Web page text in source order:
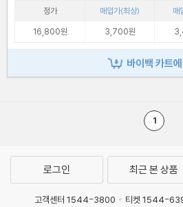
정가 매입가(최상) 매
16,800원
3,700원
바이백 카트
1
로그인 최근 본 상품
고객센터 1544-3800 티켓 1544-